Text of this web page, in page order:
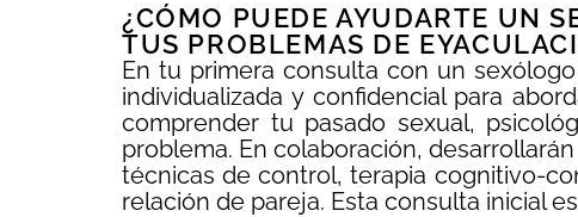
¿CÓMO PUEDE AYUDARTE UN
TUS PROBLEMAS DE
En tu primera consulta con un
individualizada y confidencial para
comprender tu pasado sexual,
problema. En colaboración,
técnicas de control, terapia cognitivo-
relación de pareja. Esta consulta inicial